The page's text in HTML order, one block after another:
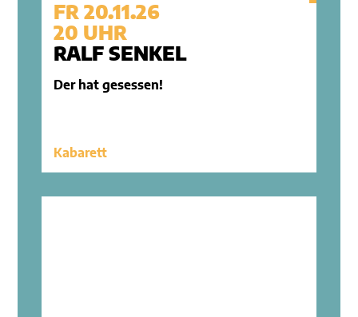
FR 20.11.26
20 UHR
RALF SENKEL
Der hat gesessen!
Kabarett